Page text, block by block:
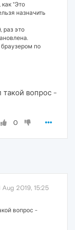
"Это
назначить
раз это
браузером по
такой вопрос -
0
Aug 2019, 15:25
вопрос -